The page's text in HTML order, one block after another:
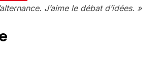
J’aime le débat d’idées. »